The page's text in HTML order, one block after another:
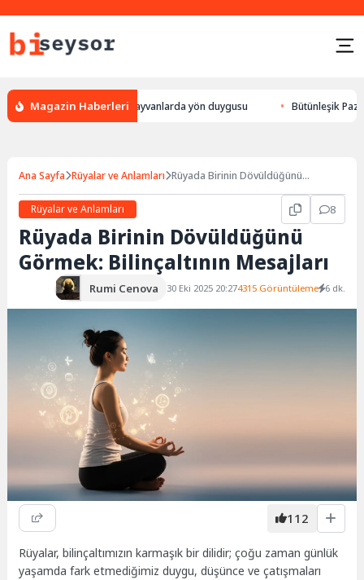
Magazin Haberleri
yön bulması, hayvanlarda yön duygusu Bütünleşik
Ana Sayfa Rüyalar ve Anlamları Rüyada Birinin Dövüldüğünü
Rüyalar ve Anlamları
8
Rüyada Birinin Dövüldüğünü
Görmek: Bilinçaltının Mesajları
Rumi Cenova 30 Eki 2025 20:274315 Görüntüleme 6 dk.
112
Rüyalar, bilinçaltımızın karmaşık bir dilidir; çoğu zaman günlük
yaşamda fark etmediğimiz duygu, düşünce ve çatışmaları